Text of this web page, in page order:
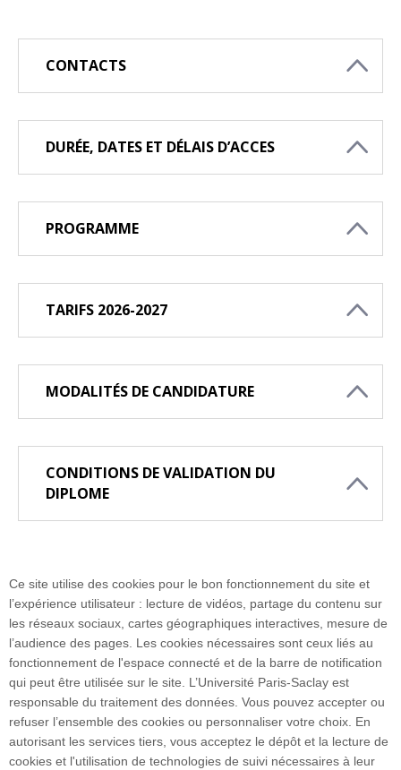
CONTACTS
DURÉE, DATES ET DÉLAIS D’ACCES
PROGRAMME
TARIFS 2026-2027
MODALITÉS DE CANDIDATURE
CONDITIONS DE VALIDATION DU
DIPLOME
Faculté de Médecine
Ce site utilise des cookies pour le bon fonctionnement du site et
l’expérience utilisateur : lecture de vidéos, partage du contenu sur
les réseaux sociaux, cartes géographiques interactives, mesure de
l’audience des pages. Les cookies nécessaires sont ceux liés au
fonctionnement de l'espace connecté et de la barre de notification
qui peut être utilisée sur le site. L’Université Paris-Saclay est
responsable du traitement des données. Vous pouvez accepter ou
refuser l’ensemble des cookies ou personnaliser votre choix. En
autorisant les services tiers, vous acceptez le dépôt et la lecture de
cookies et l'utilisation de technologies de suivi nécessaires à leur